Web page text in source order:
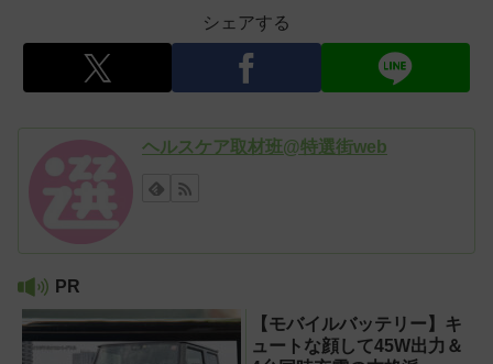
シェアする
ヘルスケア取材班@特選街web
PR
【モバイルバッテリー】キ
ュートな顔して45W出力＆